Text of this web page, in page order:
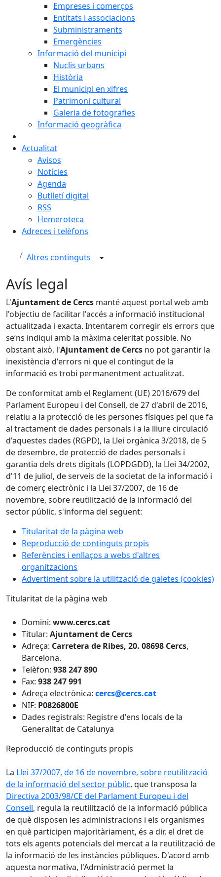
Empreses i comerços
Entitats i associacions
Subministraments
Emergències
Informació del municipi
Nuclis urbans
Història
El municipi en xifres
Patrimoni cultural
Galeria de fotografies
Informació geogràfica
Actualitat
Avisos
Notícies
Agenda
Butlletí digital
RSS
Hemeroteca
Adreces i telèfons
Altres continguts
Avís legal
L'Ajuntament de Cercs manté aquest portal web amb
l'objectiu de facilitar l'accés a informació institucional
actualitzada i exacta. Intentarem corregir els errors que
se’ns indiqui amb la màxima celeritat possible. No
obstant això, l'Ajuntament de Cercs no pot garantir la
inexistència d'errors ni que el contingut de la
informació es trobi permanentment actualitzat.
De conformitat amb el Reglament (UE) 2016/679 del
Parlament Europeu i del Consell, de 27 d'abril de 2016,
relatiu a la protecció de les persones físiques pel que fa
al tractament de dades personals i a la lliure circulació
d'aquestes dades (RGPD), la Llei orgànica 3/2018, de 5
de desembre, de protecció de dades personals i
garantia dels drets digitals (LOPDGDD), la Llei 34/2002,
d'11 de juliol, de serveis de la societat de la informació i
de comerç electrònic i la Llei 37/2007, de 16 de
novembre, sobre reutilització de la informació del
sector públic, s'informa del següent:
Titularitat de la pàgina web
Reproducció de continguts propis
Referències i enllaços a webs d'altres
organitzacions
Advertiment sobre la utilització de galetes (cookies)
Titularitat de la pàgina web
Domini: www.cercs.cat
Titular: Ajuntament de Cercs
Adreça: Carretera de Ribes, 20. 08698 Cercs,
Barcelona.
Telèfon: 938 247 890
Fax: 938 247 991
Adreça electrònica: cercs@cercs.cat
NIF: P0826800E
Dades registrals: Registre d'ens locals de la
Generalitat de Catalunya
Reproducció de continguts propis
La Llei 37/2007, de 16 de novembre, sobre reutilització
de la informació del sector públic, que transposa la
Directiva 2003/98/CE del Parlament Europeu i del
Consell, regula la reutilització de la informació pública
de què disposen les administracions i els organismes
en què participen majoritàriament, és a dir, el dret de
tots els agents potencials del mercat a la reutilització de
la informació de les instàncies públiques. D'acord amb
aquesta normativa, l'Administració permet la